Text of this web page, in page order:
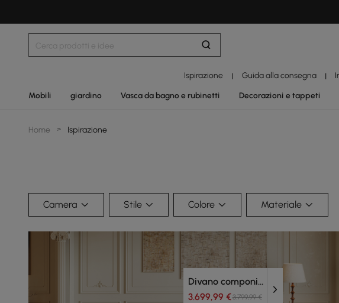
Ispirazione | Guida alla consegna |
Mobili giardino Vasca da bagno e rubinetti Decorazioni e tappeti
Home > Ispirazione
Camera Stile Colore Materiale
Divano componibile
3.699,99 €3.799,99 €